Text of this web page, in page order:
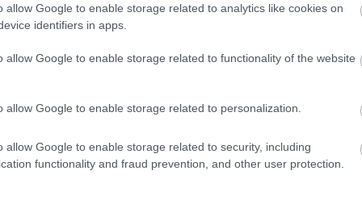
allow Google to enable storage related to analytics like cookies on
identifiers in apps.
allow Google to enable storage related to functionality of the website
allow Google to enable storage related to personalization.
allow Google to enable storage related to security, including
functionality and fraud prevention, and other user protection.
σε πτήση κοιτά με
ύφος
που του κάνει
– Δείτε το
Gareth Williams: Οι
33χρονου πατέρα
μικρής του κόρης